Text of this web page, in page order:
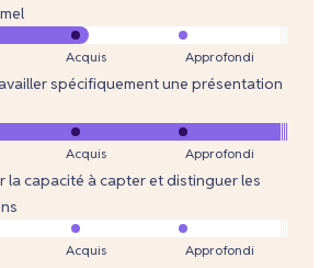
Acquis Approfondi
spécifiquement une présentation
Acquis Approfondi
la capacité à capter et distinguer les
Acquis Approfondi